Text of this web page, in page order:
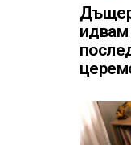
идвам